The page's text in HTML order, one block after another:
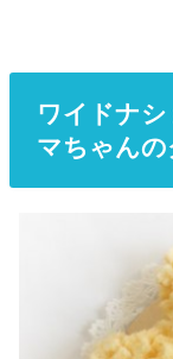
ワイドナ
マちゃん